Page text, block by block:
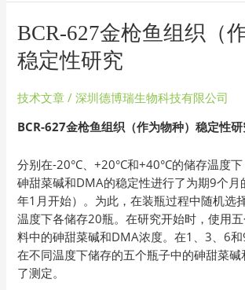
BCR-627金枪鱼组织（
稳定性研究
技术文章 /深圳德博瑞生物科技有限公司
BCR-627金枪鱼组织（作为物种）稳定性
分别在-20°C、+20°C和+40°C的储存温度
砷甜菜碱和DMA的稳定性进行了为期9个
年1月开始）。为此，在装瓶过程中随机选
温度下各储存20瓶。在研究开始时，使用
料中的砷甜菜碱和DMA浓度。在1、3、6
在不同温度下储存的五个瓶子中的砷甜菜
了测定。
BCR-
金
鱼
织
为
物
种）
稳
定
性
研